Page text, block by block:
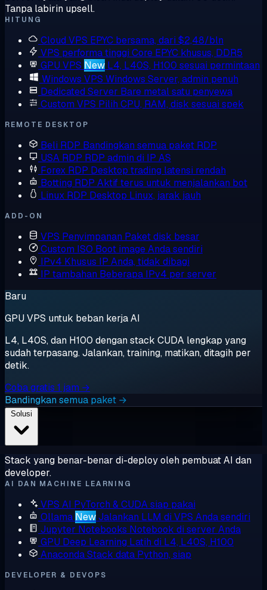
Tanpa labirin upsell.
HITUNG
Cloud VPS EPYC bersama, dari $2,48/bln
VPS performa tinggi Core EPYC khusus, DDR5
GPU VPS New L4, L40S, H100 sesuai permintaan
Windows VPS Windows Server, admin penuh
Dedicated Server Bare metal satu penyewa
Custom VPS Pilih CPU, RAM, disk sesuai spek
REMOTE DESKTOP
Beli RDP Bandingkan semua paket RDP
USA RDP RDP admin di IP AS
Forex RDP Desktop trading latensi rendah
Botting RDP Aktif terus untuk menjalankan bot
Linux RDP Desktop Linux, jarak jauh
ADD-ON
VPS Penyimpanan Paket disk besar
Custom ISO Boot image Anda sendiri
IPv4 Khusus IP Anda, tidak dibagi
IP tambahan Beberapa IPv4 per server
Baru
GPU VPS untuk beban kerja AI
L4, L40S, dan H100 dengan stack CUDA lengkap yang
sudah terpasang. Jalankan, training, matikan, ditagih per
detik.
Coba gratis 1 jam →
Bandingkan semua paket →
Stack yang benar-benar di-deploy oleh pembuat AI dan
developer.
AI DAN MACHINE LEARNING
VPS AI PyTorch & CUDA siap pakai
Ollama NewJalankan LLM di VPS Anda sendiri
Jupyter Notebooks Notebook di server Anda
GPU Deep Learning Latih di L4, L40S, H100
AnacondaStack data Python, siap
DEVELOPER & DEVOPS